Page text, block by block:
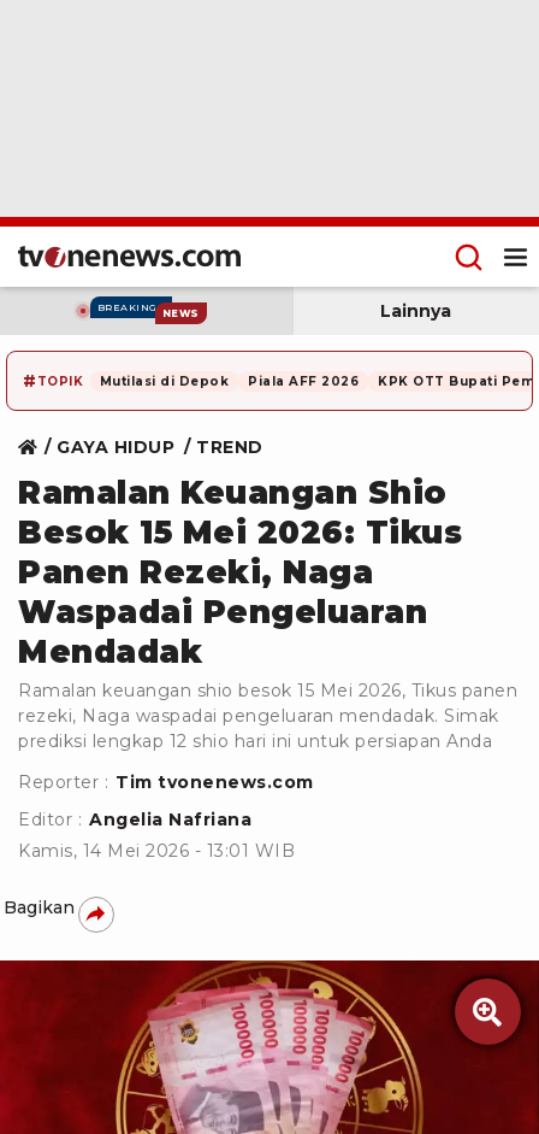
BREAKING NEWS Lainnya
# TOPIK Mutilasi di Depok Piala AFF 2026 KPK OTT Bupati
GAYA HIDUP TREND
Ramalan Keuangan Shio
Besok 15 Mei 2026: Tikus
Panen Rezeki, Naga
Waspadai Pengeluaran
Mendadak
Ramalan keuangan shio besok 15 Mei 2026, Tikus panen
rezeki, Naga waspadai pengeluaran mendadak. Simak
prediksi lengkap 12 shio hari ini untuk persiapan Anda
Reporter : Tim tvonenews.com
Editor : Angelia Nafriana
Kamis, 14 Mei 2026 - 13:01 WIB
Bagikan
